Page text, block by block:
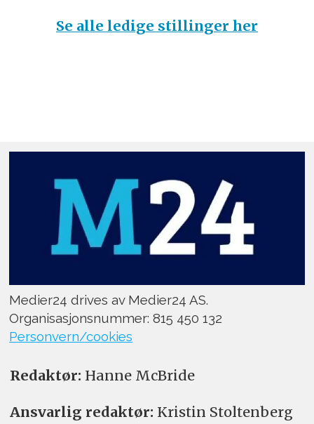
Se alle ledige stillinger her
Medier24 drives av Medier24 AS.
Organisasjonsnummer: 815 450 132
Personvern/cookies
Redaktør: Hanne McBride
Ansvarlig redaktør: Kristin Stoltenberg